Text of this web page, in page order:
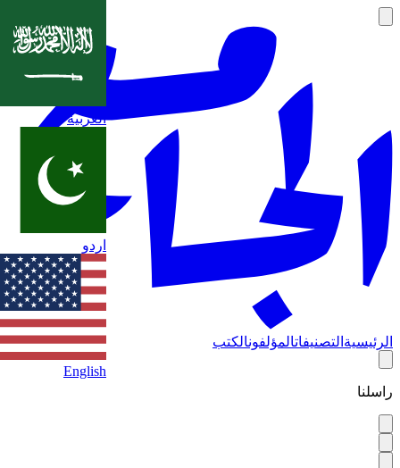
الرئيسية التصنيفاتالمؤلفونالكتب
راسلنا
العربية
اردو
English